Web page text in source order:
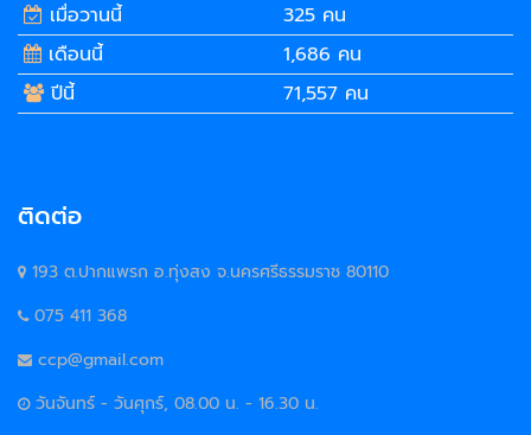
เมื่อวานนี้
325 คน
เดือนนี้
1,686 คน
ปีนี้
71,557 คน
ติดต่อ
193 ต.ปากแพรก อ.ทุ่งสง จ.นครศรีธรรมราช 80110
075 411 368
ccp@gmail.com
วันจันทร์ - วันศุกร์, 08.00 น. - 16.30 น.